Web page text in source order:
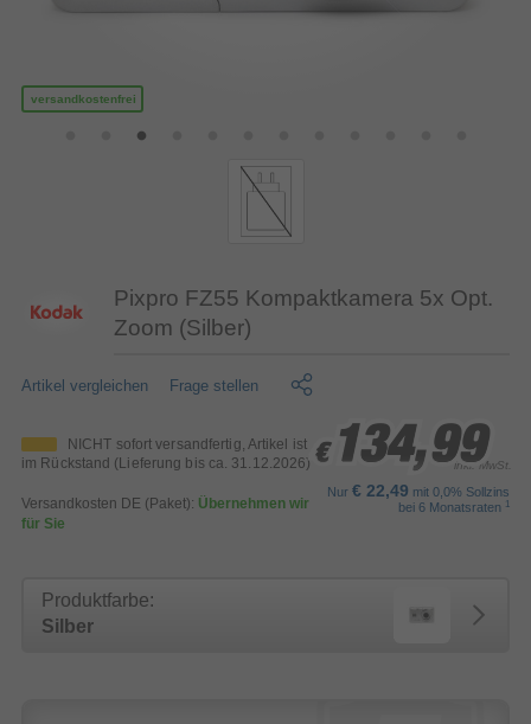
versandkostenfrei
Pixpro FZ55 Kompaktkamera 5x Opt.
Zoom (Silber)
Artikel vergleichen Frage stellen
NICHT sofort versandfertig, Artikel ist
im Rückstand (Lieferung bis ca. 31.12.2026)
Versandkosten DE (Paket): Übernehmen wir
für Sie
€ 134,99
€ 134,99
€ 134,99
inkl. MwSt.
Nur € 22,49 mit 0,0% Sollzins
bei 6 Monatsraten 1
Produktfarbe:
Silber